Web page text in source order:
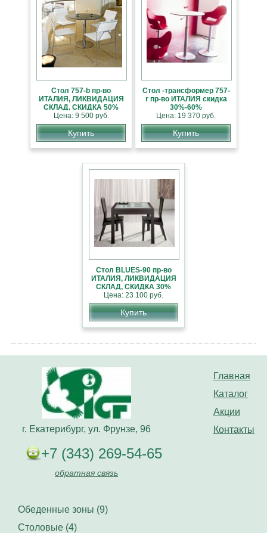
Стол 757-b пр-во
ИТАЛИЯ, ЛИКВИДАЦИЯ
СКЛАД, СКИДКА 50%
Цена: 9 500 руб.
Купить
Стол -трансформер 757-
r пр-во ИТАЛИЯ скидка
30%-60%
Цена: 19 370 руб.
Купить
Стол BLUES-90 пр-во
ИТАЛИЯ, ЛИКВИДАЦИЯ
СКЛАД, СКИДКА 30%
Цена: 23 100 руб.
Купить
Главная
Каталог
Акции
Контакты
г. Екатерибург, ул. Фрунзе, 96
+7 (343) 269-54-65
обратная связь
Обеденные зоны (9)
Столовые (4)